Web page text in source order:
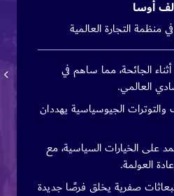
أوسا
منظمة التجارة العالمية
أثناء الجائحة، مما ساهم في
العالمي.
الجيوسياسية يهددان
على الخيارات السياسية، مع
العولمة.
صفرية يخلق فرصًا جديدة